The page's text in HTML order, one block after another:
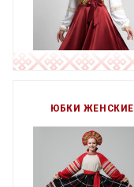
ЮБКИ ЖЕНСКИЕ